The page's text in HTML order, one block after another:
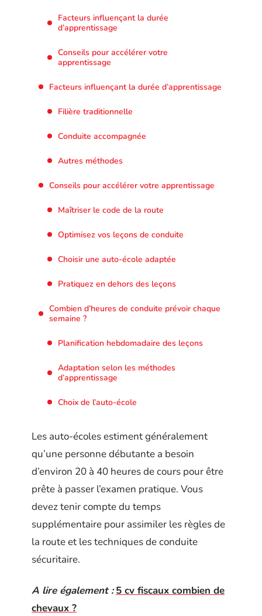
Facteurs influençant la durée
d’apprentissage
Conseils pour accélérer votre
apprentissage
Facteurs influençant la durée d’apprentissage
Filière traditionnelle
Conduite accompagnée
Autres méthodes
Conseils pour accélérer votre apprentissage
Maîtriser le code de la route
Optimisez vos leçons de conduite
Choisir une auto-école adaptée
Pratiquez en dehors des leçons
Combien d’heures de conduite prévoir chaque
semaine ?
Planification hebdomadaire des leçons
Adaptation selon les méthodes
d’apprentissage
Choix de l’auto-école
Les auto-écoles estiment généralement
qu’une personne débutante a besoin
d’environ 20 à 40 heures de cours pour être
prête à passer l’examen pratique. Vous
devez tenir compte du temps
supplémentaire pour assimiler les règles de
la route et les techniques de conduite
sécuritaire.
A lire également : 5 cv fiscaux combien de
chevaux ?